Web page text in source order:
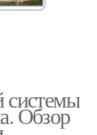
системы
Обзор